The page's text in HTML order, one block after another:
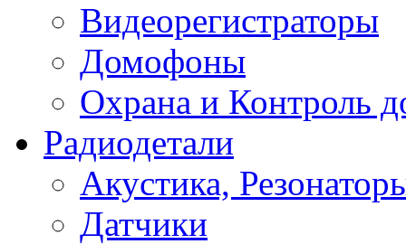
Видеорегистраторы
Домофоны
Охрана и Контроль
Радиодетали
Акустика,
Датчики